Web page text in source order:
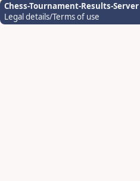
Chess-Tournament-Results-Server
Legal details/Terms of use